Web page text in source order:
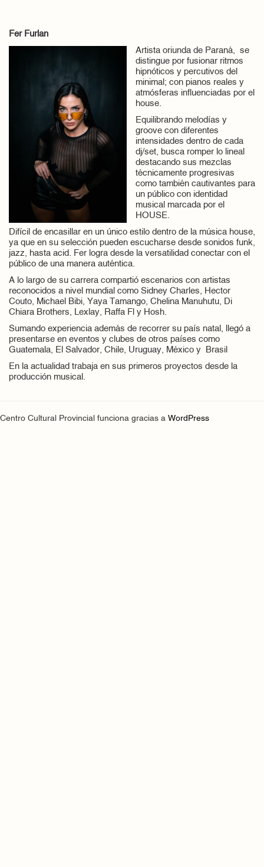
Fer Furlan
Artista oriunda de Paraná, se
distingue por fusionar ritmos
hipnóticos y percutivos del
minimal; con pianos reales y
atmósferas influenciadas por el
house.
Equilibrando melodías y
groove con diferentes
intensidades dentro de cada
dj/set, busca romper lo lineal
destacando sus mezclas
técnicamente progresivas
como también cautivantes para
un público con identidad
musical marcada por el
HOUSE.
Difícil de encasillar en un único estilo dentro de la música house,
ya que en su selección pueden escucharse desde sonidos funk,
jazz, hasta acid. Fer logra desde la versatilidad conectar con el
público de una manera auténtica.
A lo largo de su carrera compartió escenarios con artistas
reconocidos a nivel mundial como Sidney Charles, Hector
Couto, Michael Bibi, Yaya Tamango, Chelina Manuhutu, Di
Chiara Brothers, Lexlay, Raffa Fl y Hosh.
Sumando experiencia además de recorrer su país natal, llegó a
presentarse en eventos y clubes de otros países como
Guatemala, El Salvador, Chile, Uruguay, México y Brasil
En la actualidad trabaja en sus primeros proyectos desde la
producción musical.
Centro Cultural Provincial funciona gracias a WordPress